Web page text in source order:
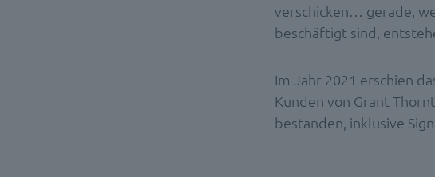
verschicken… gerade,
beschäftigt sind,
Im Jahr 2021 erschien
Kunden von Grant
bestanden, inklusive